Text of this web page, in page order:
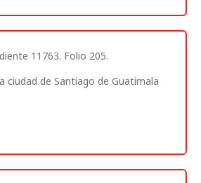
11763. Folio 205.
ciudad de Santiago de Guatimala